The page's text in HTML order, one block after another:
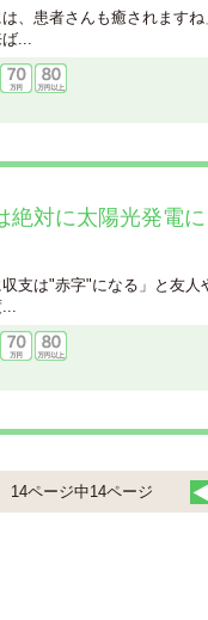
、患者さんも癒されますね
...
絶対に太陽光発電に
支は"赤字"になる」と友人
14ページ中14ページ